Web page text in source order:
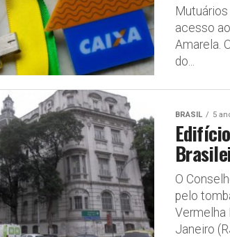
acesso
Amarela.
do...
BRASIL 5
O
pelo
Vermelha
Janeiro